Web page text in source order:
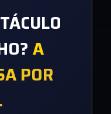
A
POR